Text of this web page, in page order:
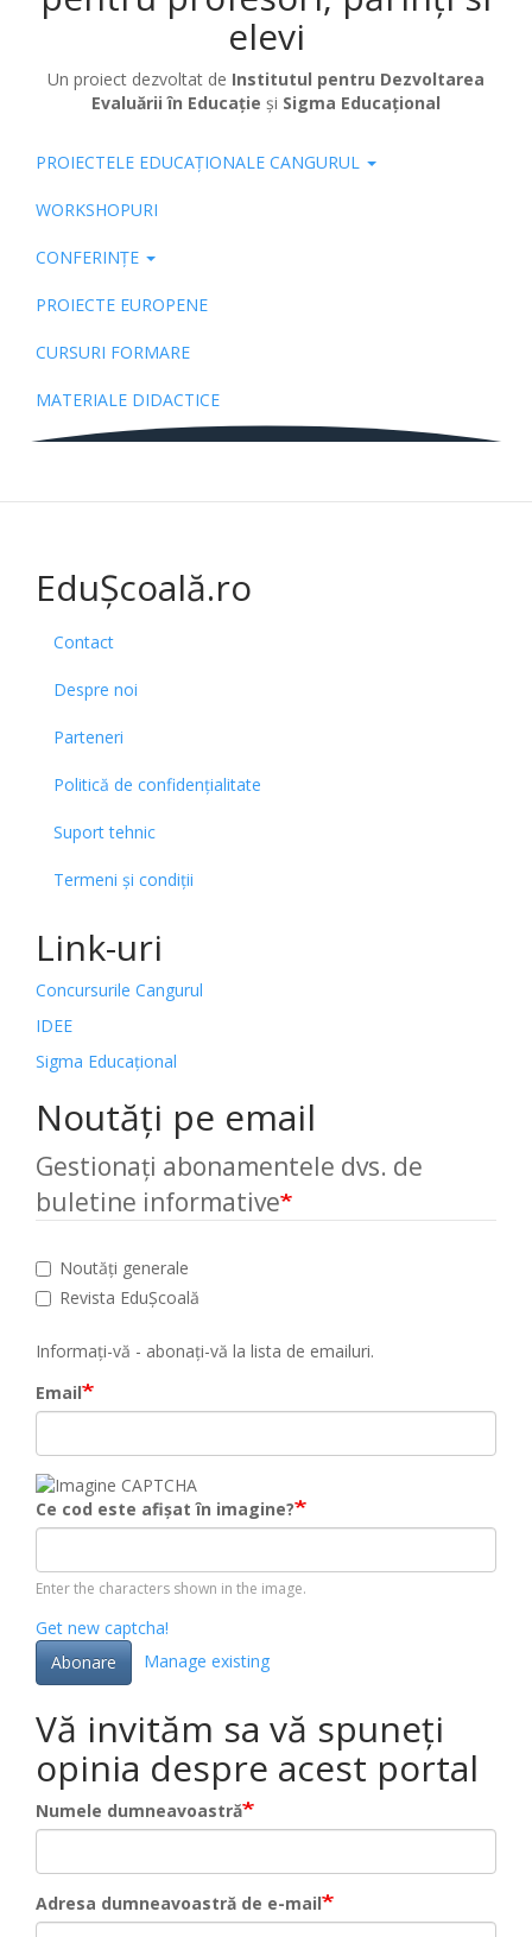
elevi
Un proiect dezvoltat de Institutul pentru Dezvoltarea
Evaluării în Educație și Sigma Educațional
Pub
PROIECTELE EDUCAȚIONALE CANGURUL
WORKSHOPURI
CONFERINȚE
PROIECTE EUROPENE
CURSURI FORMARE
MATERIALE DIDACTICE
EduȘcoală.ro
Contact
Despre noi
Parteneri
Politică de confidențialitate
Suport tehnic
Termeni și condiții
Link-uri
Concursurile Cangurul
IDEE
Sigma Educațional
Noutăți pe email
Gestionați abonamentele dvs. de
buletine informative
Noutăți generale
Revista EduȘcoală
Informați-vă - abonați-vă la lista de emailuri.
Email
Ce cod este afișat în imagine?
Enter the characters shown in the image.
Get new captcha!
Abonare
Manage existing
Vă invităm sa vă spuneți
opinia despre acest portal
Numele dumneavoastră
Adresa dumneavoastră de e-mail